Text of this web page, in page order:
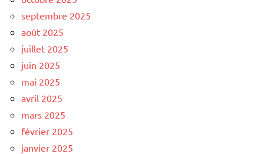
septembre 2025
août 2025
juillet 2025
juin 2025
mai 2025
avril 2025
mars 2025
février 2025
janvier 2025